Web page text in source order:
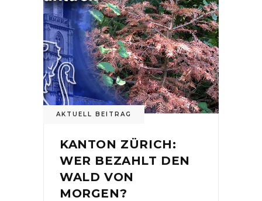
AKTUELL BEITRAG
KANTON ZÜRICH:
WER BEZAHLT DEN
WALD VON
MORGEN?